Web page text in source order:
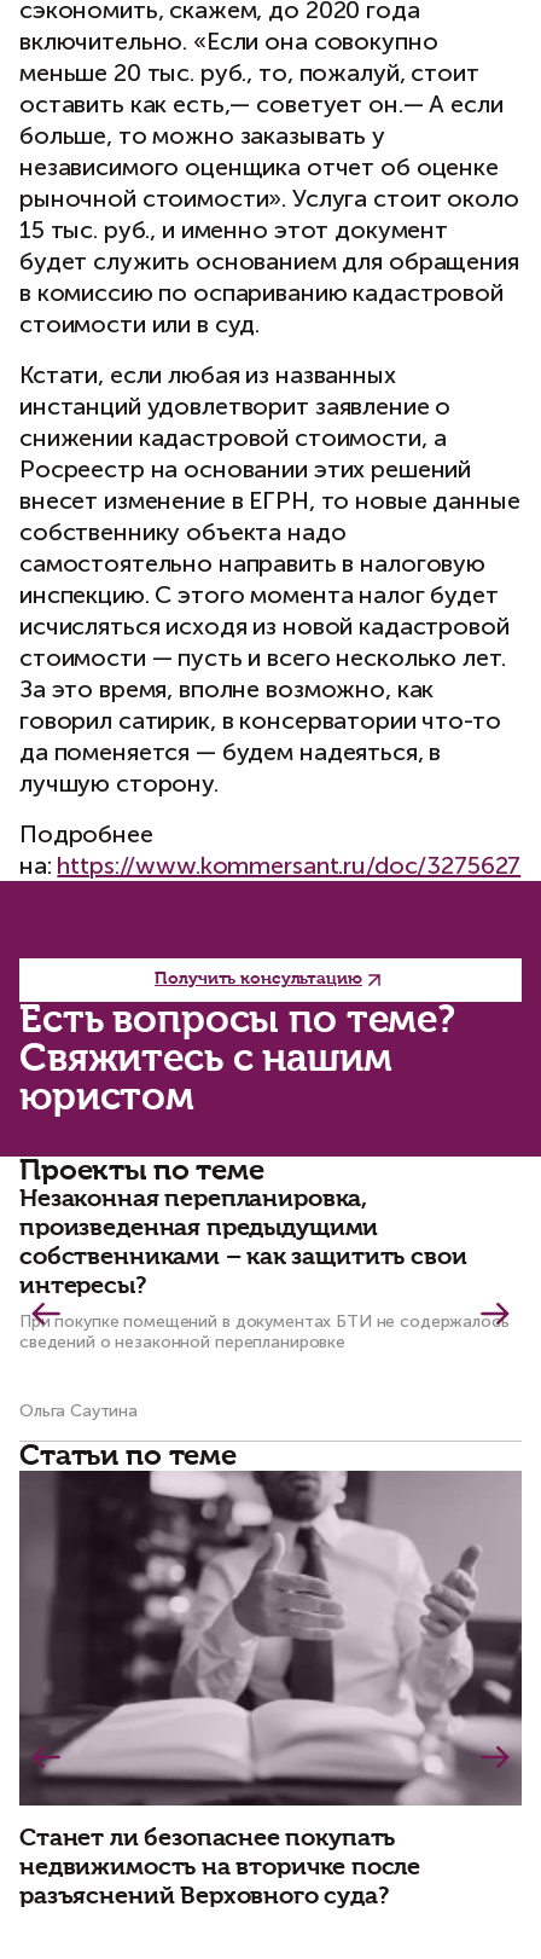
сэкономить, скажем, до 2020 года
включительно. «Если она совокупно
меньше 20 тыс. руб., то, пожалуй, стоит
оставить как есть,— советует он.— А если
больше, то можно заказывать у
независимого оценщика отчет об оценке
рыночной стоимости». Услуга стоит около
15 тыс. руб., и именно этот документ
будет служить основанием для обращения
в комиссию по оспариванию кадастровой
стоимости или в суд.
Кстати, если любая из названных
инстанций удовлетворит заявление о
снижении кадастровой стоимости, а
Росреестр на основании этих решений
внесет изменение в ЕГРН, то новые данные
собственнику объекта надо
самостоятельно направить в налоговую
инспекцию. С этого момента налог будет
исчисляться исходя из новой кадастровой
стоимости — пусть и всего несколько лет.
За это время, вполне возможно, как
говорил сатирик, в консерватории что-то
да поменяется — будем надеяться, в
лучшую сторону.
Подробнее
на: https://www.kommersant.ru/doc/3275627
Есть вопросы по теме?
Свяжитесь с нашим
юристом
Получить консультацию
Проекты по теме
Незаконная перепланировка,
произведенная предыдущими
собственниками – как защитить свои
интересы?
При покупке помещений в документах БТИ не содержалось
сведений о незаконной перепланировке
Ольга Саутина
Статьи по теме
Станет ли безопаснее покупать
недвижимость на вторичке после
разъяснений Верховного суда?